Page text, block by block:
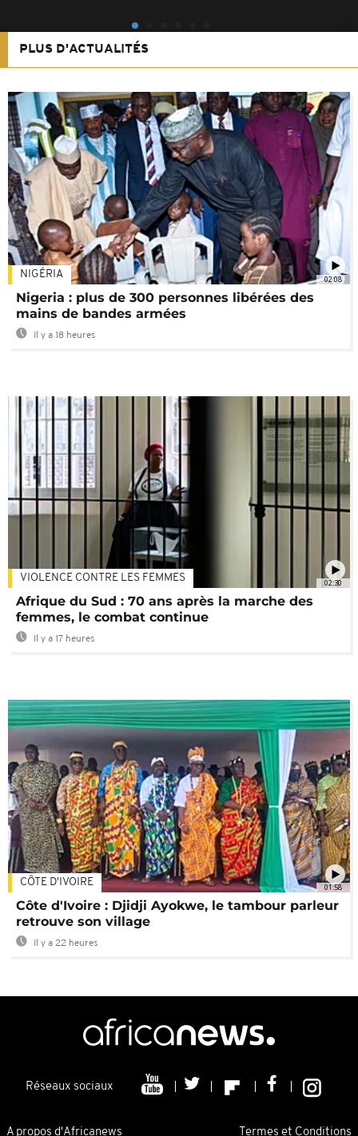
PLUS D'ACTUALITÉS
02:08
NIGÉRIA
Nigeria : plus de 300 personnes libérées des
mains de bandes armées
Il y a 18 heures
02:30
VIOLENCE CONTRE LES FEMMES
Afrique du Sud : 70 ans après la marche des
femmes, le combat continue
Il y a 17 heures
01:58
CÔTE D'IVOIRE
Côte d'Ivoire : Djidji Ayokwe, le tambour parleur
retrouve son village
Il y a 22 heures
Réseaux sociaux
A propos d'Africanews Termes et Conditions